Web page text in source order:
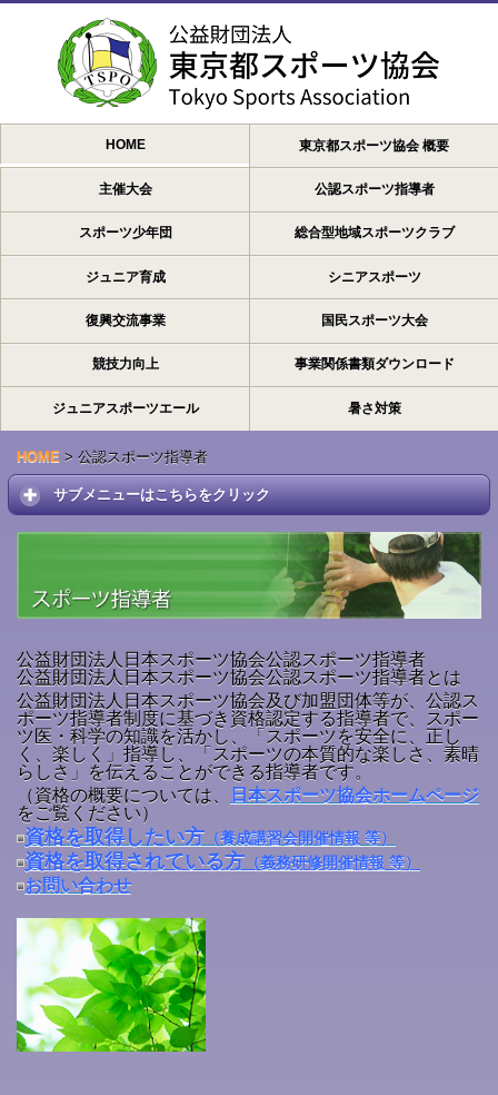
HOME 東京都スポーツ協会 概要
主催大会 公認スポーツ指導者
スポーツ少年団 総合型地域スポーツクラブ
ジュニア育成 シニアスポーツ
復興交流事業 国民スポーツ大会
競技力向上 事業関係書類ダウンロード
ジュニアスポーツエール 暑さ対策
HOME > 公認スポーツ指導者
サブメニューはこちらをクリック
公益財団法人日本スポーツ協会公認スポーツ指導者
公益財団法人日本スポーツ協会公認スポーツ指導者とは
公益財団法人日本スポーツ協会及び加盟団体等が、公認ス
ポーツ指導者制度に基づき資格認定する指導者で、スポー
ツ医・科学の知識を活かし、「スポーツを安全に、正し
く、楽しく」指導し、「スポーツの本質的な楽しさ、素晴
らしさ」を伝えることができる指導者です。
（資格の概要については、
日本スポーツ協会ホームページ
をご覧ください）
資格を取得したい方 （養成講習会開催情報 等）
資格を取得されている方 （義務研修開催情報 等）
お問い合わせ